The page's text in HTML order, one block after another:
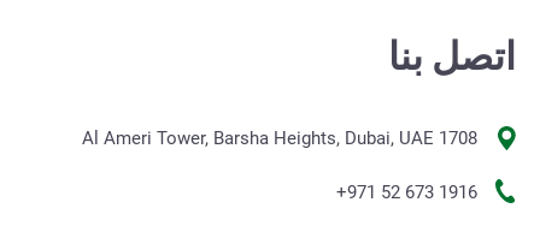
اتصل بنا
1708 Al Ameri Tower, Barsha Heights, Dubai, UAE
+971 52 673 1916